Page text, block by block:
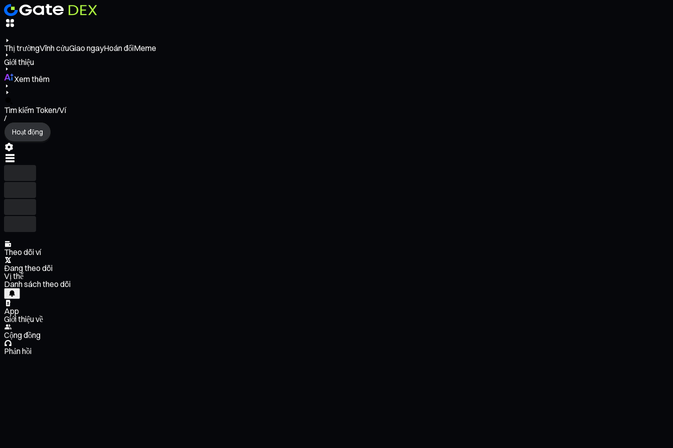
Thị trườngVĩnh cửuGiao ngayHoán đổiMeme
Giới thiệu
Xem thêm
Tìm kiếm Token/Ví
/
Hoạt động
Theo dõi ví
Đang theo dõi
Vị thế
Danh sách theo dõi
App
Giới thiệu về
Cộng đồng
Phản hồi